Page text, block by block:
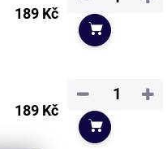
189 Kč
Do košíku
189 Kč
+
−
Do košíku